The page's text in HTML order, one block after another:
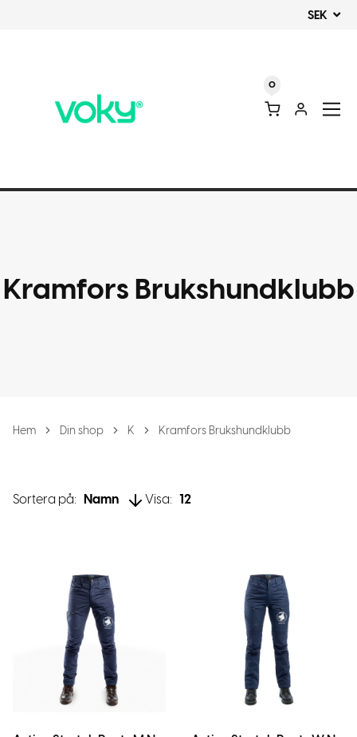
SEK
0
Kramfors Brukshundklubb
Hem Din shop K Kramfors Brukshundklubb
Sortera på: Namn Visa: 12